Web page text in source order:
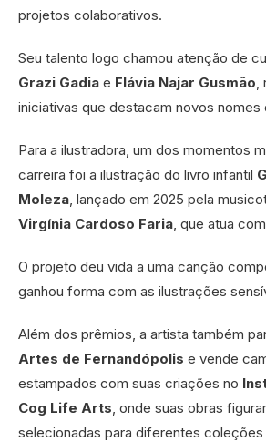
projetos colaborativos.
Seu talento logo chamou atenção de
Grazi Gadia e Flávia Najar Gusmão
iniciativas que destacam novos nomes
Para a ilustradora, um dos momentos
carreira foi a ilustração do livro infantil
Moleza , lançado em 2025 pela
Virgínia Cardoso Faria , que atua
O projeto deu vida a uma canção
ganhou forma com as ilustrações
Além dos prêmios, a artista também
Artes de Fernandópolis e vende
estampados com suas criações no
Cog Life Arts , onde suas obras
selecionadas para diferentes coleções